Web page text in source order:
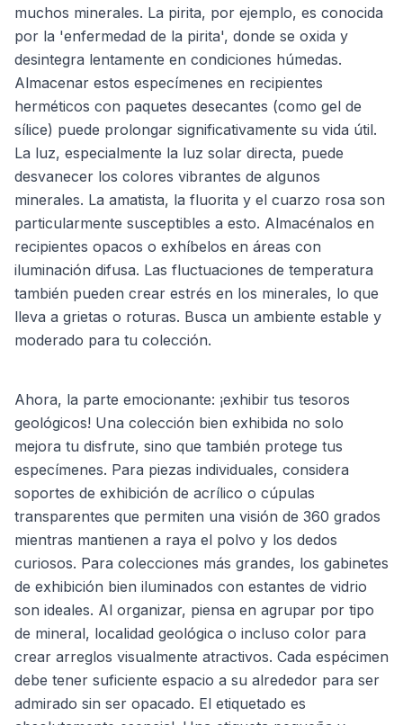
muchos minerales. La pirita, por ejemplo, es conocida
por la 'enfermedad de la pirita', donde se oxida y
desintegra lentamente en condiciones húmedas.
Almacenar estos especímenes en recipientes
herméticos con paquetes desecantes (como gel de
sílice) puede prolongar significativamente su vida útil.
La luz, especialmente la luz solar directa, puede
desvanecer los colores vibrantes de algunos
minerales. La amatista, la fluorita y el cuarzo rosa son
particularmente susceptibles a esto. Almacénalos en
recipientes opacos o exhíbelos en áreas con
iluminación difusa. Las fluctuaciones de temperatura
también pueden crear estrés en los minerales, lo que
lleva a grietas o roturas. Busca un ambiente estable y
moderado para tu colección.
Ahora, la parte emocionante: ¡exhibir tus tesoros
geológicos! Una colección bien exhibida no solo
mejora tu disfrute, sino que también protege tus
especímenes. Para piezas individuales, considera
soportes de exhibición de acrílico o cúpulas
transparentes que permiten una visión de 360 grados
mientras mantienen a raya el polvo y los dedos
curiosos. Para colecciones más grandes, los gabinetes
de exhibición bien iluminados con estantes de vidrio
son ideales. Al organizar, piensa en agrupar por tipo
de mineral, localidad geológica o incluso color para
crear arreglos visualmente atractivos. Cada espécimen
debe tener suficiente espacio a su alrededor para ser
admirado sin ser opacado. El etiquetado es